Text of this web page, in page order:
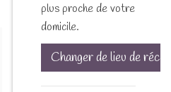
plus proche de votre
domicile.
Changer de lieu de